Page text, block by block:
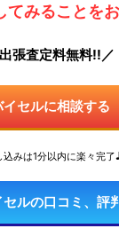
てみることを
張査定料無料!!／
イセルに相談する
込みは1分以内に楽々完了
ルの口コミ、評